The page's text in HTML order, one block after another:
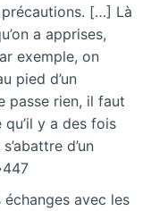
[…] Là
a apprises,
exemple, on
pied d’un
passe rien, il faut
y a des fois
d’un
échanges avec les